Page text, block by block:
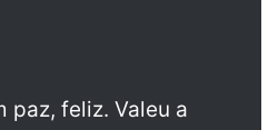
paz, feliz. Valeu a